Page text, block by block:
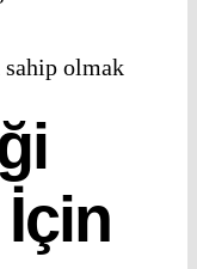
olmak
İçin